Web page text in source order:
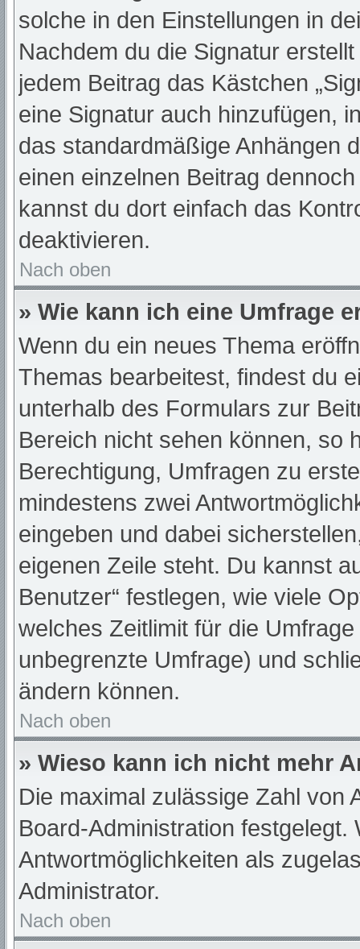
solche in den Einstellungen in
Nachdem du die Signatur
jedem Beitrag das Kästchen
eine Signatur auch hinzufügen,
das standardmäßige Anhängen
einen einzelnen Beitrag
kannst du dort einfach das
deaktivieren.
Nach oben
» Wie kann ich eine Umfrage
Wenn du ein neues Thema
Themas bearbeitest, findest du
unterhalb des Formulars zur
Bereich nicht sehen können, so
Berechtigung, Umfragen zu
mindestens zwei
eingeben und dabei
eigenen Zeile steht. Du kannst
Benutzer“ festlegen, wie viele
welches Zeitlimit für die
unbegrenzte Umfrage) und
ändern können.
Nach oben
» Wieso kann ich nicht mehr
Die maximal zulässige Zahl von
Board-Administration festgelegt.
Antwortmöglichkeiten als
Administrator.
Nach oben